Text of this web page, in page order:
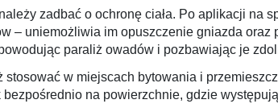
zadbać o ochronę ciała. Po aplikacji na
– uniemożliwia im opuszczenie gniazda oraz
paraliż owadów i pozbawiając je
stosować w miejscach bytowania i
na powierzchnie, gdzie